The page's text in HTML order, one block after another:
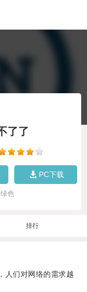
了了
PC下载
色
排行
们对网络的需求越